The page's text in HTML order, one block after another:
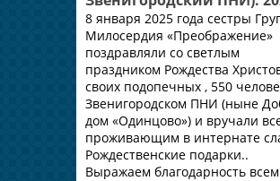
8 января 2025 года сестры
Милосердия «Преображение»
поздравляли со светлым
праздником Рождества
своих подопечных , 550
Звенигородском ПНИ (ныне
дом «Одинцово») и вручали
проживающим в интернате
Рождественские подарки..
Выражаем благодарность